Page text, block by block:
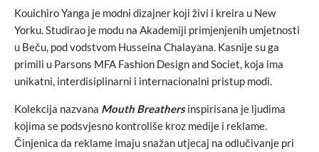
Kouichiro Yanga je modni dizajner koji živi i kreira u New
Yorku. Studirao je modu na Akademiji primjenjenih umjetnosti
u Beču, pod vodstvom Husseina Chalayana. Kasnije su ga
primili u Parsons MFA Fashion Design and Societ, koja ima
unikatni, interdisiplinarni i internacionalni pristup modi.
Kolekcija nazvana Mouth Breathersinspirisana je ljudima
kojima se podsvjesno kontroliše kroz medije i reklame.
Činjenica da reklame imaju snažan utjecaj na odlučivanje pri